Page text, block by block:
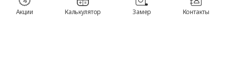
Акции Калькулятор Замер Контакты